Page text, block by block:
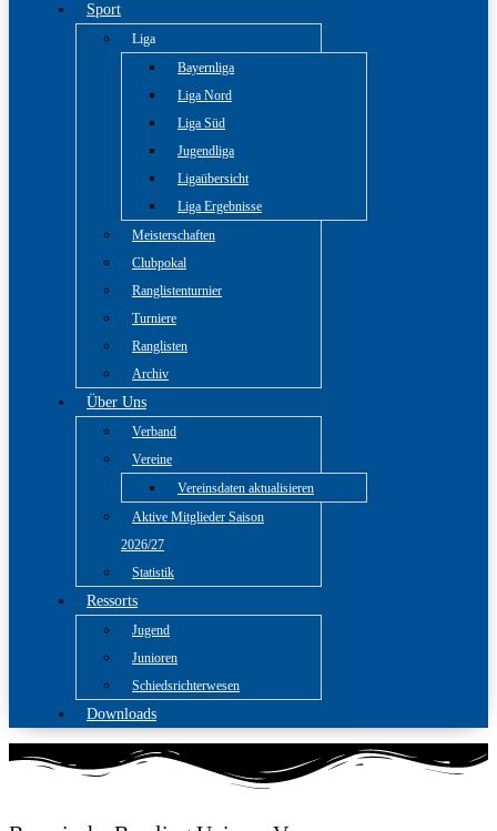
Sport
Liga
Bayernliga
Liga Nord
Liga Süd
Jugendliga
Ligaübersicht
Liga Ergebnisse
Meisterschaften
Clubpokal
Ranglistenturnier
Turniere
Ranglisten
Archiv
Über Uns
Verband
Vereine
Vereinsdaten aktualisieren
Aktive Mitglieder Saison
2026/27
Statistik
Ressorts
Jugend
Junioren
Schiedsrichterwesen
Downloads